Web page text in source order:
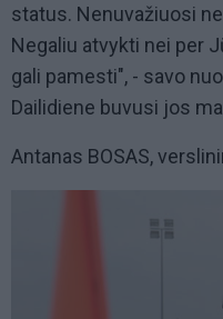
status. Nenuvažiuosi
Negaliu atvykti nei per
gali pamesti", - savo
Dailidiene buvusi jos
Antanas BOSAS,